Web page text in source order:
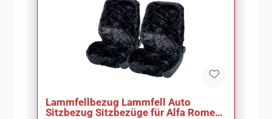
Lammfellbezug Lammfell Auto
Sitzbezug Sitzbezüge für Alfa Romeo